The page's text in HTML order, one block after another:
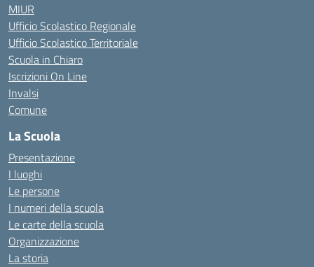
MIUR
Ufficio Scolastico Regionale
Ufficio Scolastico Territoriale
Scuola in Chiaro
Iscrizioni On Line
Invalsi
Comune
La Scuola
Presentazione
I luoghi
Le persone
I numeri della scuola
Le carte della scuola
Organizzazione
La storia